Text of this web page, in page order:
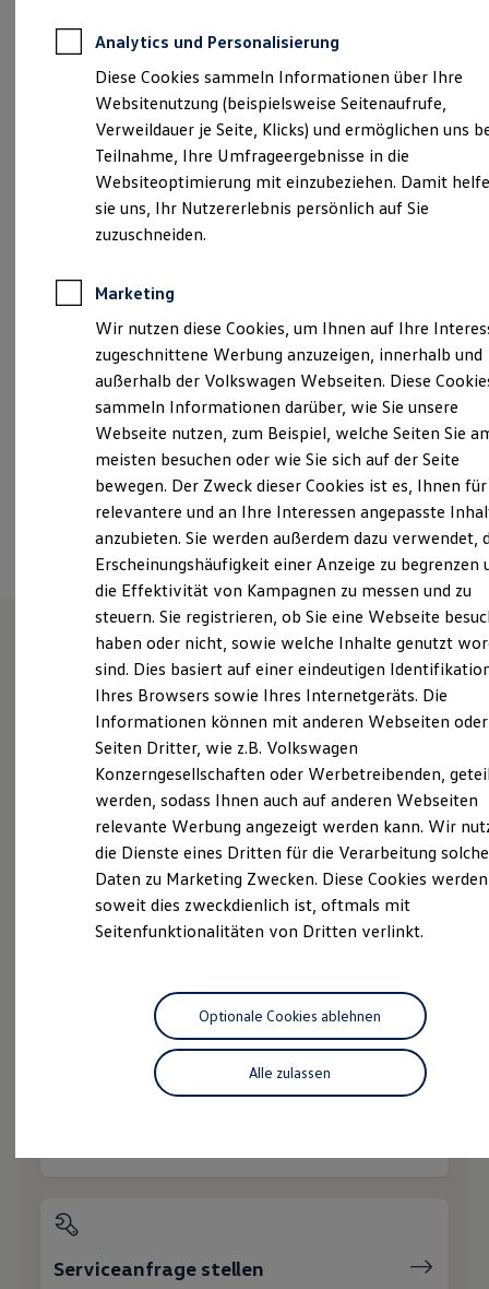
Kfz-Versicherung
Restschuldversicherungen
Garantien
Wartungsverträge
Geschäftskunden
Professional Class bei Volkswagen
Großkunden
Behörden
Direktkunden
Sonderfahrzeuge
Anpfiff zum Gewinn
Elektroautos
ID. Tutorials
Elektrofahrzeugkonzepte
Reichweite
Reichweite der ID. Modelle
Reichweite im Winter
Laden
Laden unterwegs
Laden Zuhause
Ladestationen finden
Ladezeitensimulator
Batterie
Sicherheit
Garantie und Lebensdauer
Nachhaltigkeit
Technologie
Kosten und Kauf
Verbrauchskosten
Kaufoptionen
E-Auto-Förderung
Software und Konnektivität
ID. Software Versionen und Updates
Digitale Extras
Schnittstellen zu Ihrem ID.
Hybridautos
Marke und Erlebnis
Volkswagen R und R Experience
R-Modelle
Driving Experience
Volkswagen entdecken
Lifestyle Shop
T-Roc Kollektion
Golf Kollektion
ID. Kollektion
Volkswagen Kollektion
R-Kollektion
Inspektion und HU/AU
Verantwortlich für die Inhalte auf dieser Seite ist die Scherer
GmbH & Co. KG Impressum & Rechtliches)
Industriestraße 1, 56288 Kastellaun
ServiceInfo.Kast@scherer-gruppe.de
Montag
Sonntag
Geschlossen
Ansprechpartner
Unsere Leistungenim
Überblick
Gebrauchtwagen
Service
Volkswagen Economy
Service
Wie können wir
Ihnen weiterhelfen?
Serviceanfrage stellen
Analytics und Personalisierung
Diese Cookies sammeln Informationen über Ihre
Websitenutzung (beispielsweise Seitenaufrufe,
Verweildauer je Seite, Klicks) und ermöglichen uns
Teilnahme, Ihre Umfrageergebnisse in die
Websiteoptimierung mit einzubeziehen. Damit
sie uns, Ihr Nutzererlebnis persönlich auf Sie
zuzuschneiden.
Marketing
Wir nutzen diese Cookies, um Ihnen auf Ihre
zugeschnittene Werbung anzuzeigen, innerhalb und
außerhalb der Volkswagen Webseiten. Diese
sammeln Informationen darüber, wie Sie unsere
Webseite nutzen, zum Beispiel, welche Seiten Sie
meisten besuchen oder wie Sie sich auf der Seite
bewegen. Der Zweck dieser Cookies ist es, Ihnen für
relevantere und an Ihre Interessen angepasste
anzubieten. Sie werden außerdem dazu verwendet,
Erscheinungshäufigkeit einer Anzeige zu begrenzen
die Effektivität von Kampagnen zu messen und zu
steuern. Sie registrieren, ob Sie eine Webseite
haben oder nicht, sowie welche Inhalte genutzt
sind. Dies basiert auf einer eindeutigen
Ihres Browsers sowie Ihres Internetgeräts. Die
Informationen können mit anderen Webseiten oder
Seiten Dritter, wie z.B. Volkswagen
Konzerngesellschaften oder Werbetreibenden,
werden, sodass Ihnen auch auf anderen Webseiten
relevante Werbung angezeigt werden kann. Wir
die Dienste eines Dritten für die Verarbeitung
Daten zu Marketing Zwecken. Diese Cookies
soweit dies zweckdienlich ist, oftmals mit
Seitenfunktionalitäten von Dritten verlinkt.
Alle zulassen
Optionale Cookies ablehnen